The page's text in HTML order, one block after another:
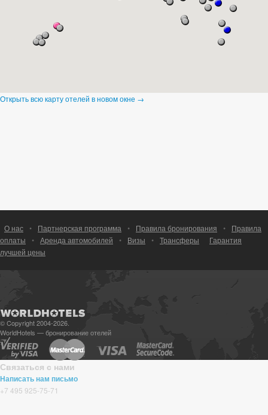
Открыть всю карту отелей в новом окне →
О нас • Партнерская программа • Правила бронирования •
Правила
оплаты
• Аренда автомобилей • Визы • Трансферы
Гарантия
лучшей цены
© Copyright 2004-2026.
WorldHotels — бронирование отелей
Связаться с нами
Написать нам письмо
+7 495 925-75-71